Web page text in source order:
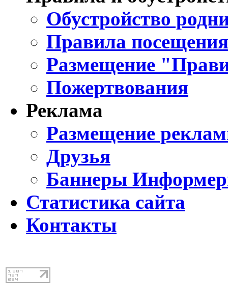
Обустройство
Правила
Размещение
Пожертвования
Реклама
Размещение
Друзья
Баннеры
Статистика сайта
Контакты